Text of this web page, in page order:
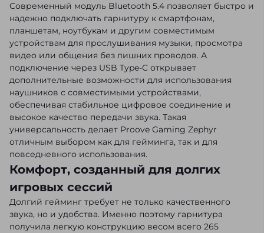
Современный модуль Bluetooth 5.4 позволяет быстро и
надежно подключать гарнитуру к смартфонам,
планшетам, ноутбукам и другим совместимым
устройствам для прослушивания музыки, просмотра
видео или общения без лишних проводов. А
подключение через USB Type-C открывает
дополнительные возможности для использования
наушников с совместимыми устройствами,
обеспечивая стабильное цифровое соединение и
высокое качество передачи звука. Такая
универсальность делает Proove Gaming Zephyr
отличным выбором как для гейминга, так и для
повседневного использования.
Комфорт, созданный для долгих
игровых сессий
Долгий гейминг требует не только качественного
звука, но и удобства. Именно поэтому гарнитура
получила легкую конструкцию весом всего 265